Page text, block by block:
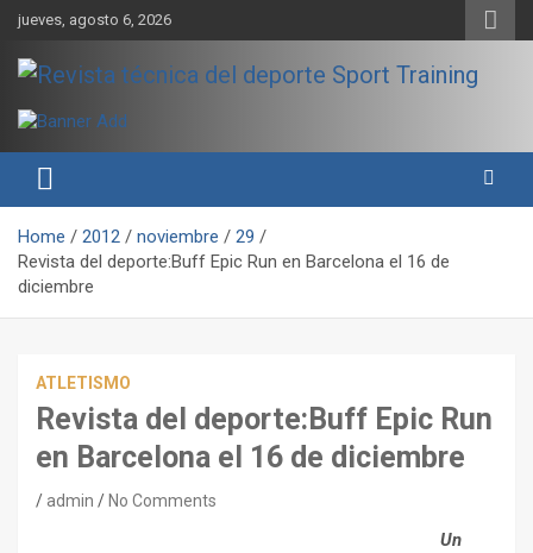
Skip
content
jueves, agosto 6, 2026
Revista técnica del deporte
Sport Training
rendimiento, nutrición y entrenamiento.
Home 2012 noviembre
29
Revista del deporte:Buff Epic Run en Barcelona el 16 de
diciembre
ATLETISMO
Revista del deporte:Buff Epic Run
en Barcelona el 16 de diciembre
admin No Comments
Un